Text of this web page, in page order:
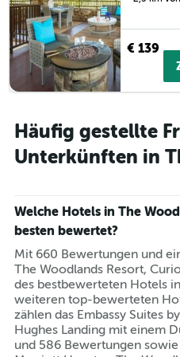
€ 139
Häufig gestellte
Unterkünften in
Welche Hotels in The
besten bewertet?
Mit 660 Bewertungen und
The Woodlands Resort,
des bestbewerteten Hotels
weiteren top-bewerteten
zählen das Embassy Suites
Hughes Landing mit einem
und 586 Bewertungen